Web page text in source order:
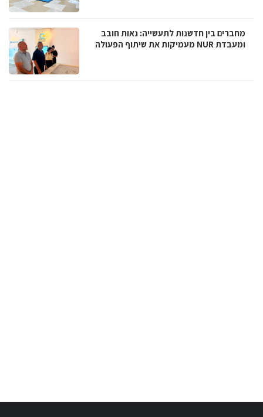
מחברים בין חדשנות לתעשייה: נאות חובב
ומעבדת NUR מעמיקות את שיתוף הפעולה